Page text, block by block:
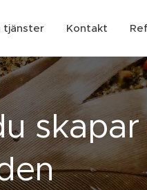
tjänster Kontakt